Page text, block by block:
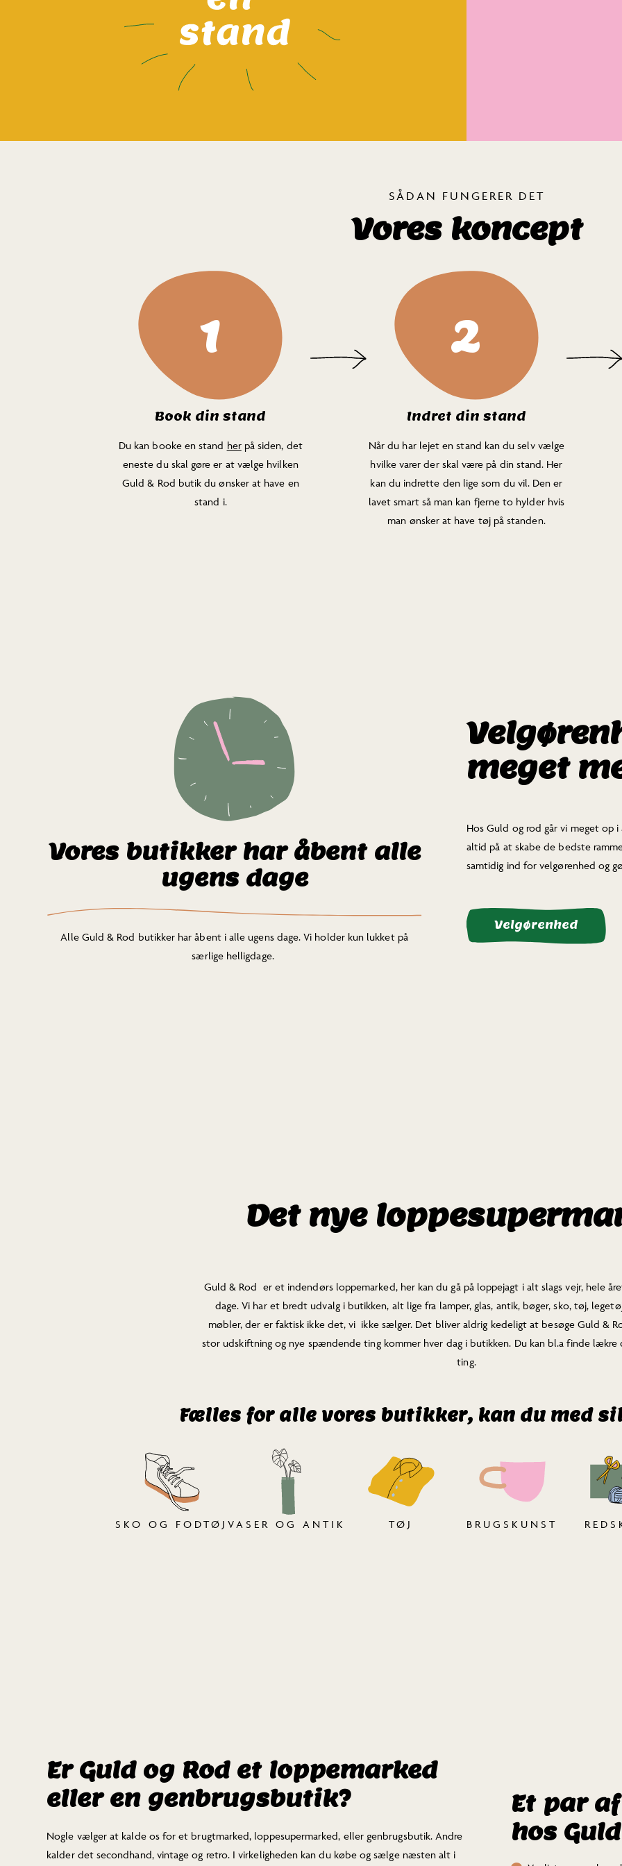
SÅDAN FUNGERER DET
Vores koncept
1
Book din stand
Du kan booke en stand herpå siden, det
eneste du skal gøre er at vælge hvilken
Guld & Rod butik du ønsker at have en
stand i.
2
Indret din stand
Når du har lejet en stand kan du selv vælge
hvilke varer der skal være på din stand. Her
kan du indrette den lige som du vil. Den er
lavet smart så man kan fjerne to hylder hvis
man ønsker at have tøj på standen.
Vores butikker har åbent alle
ugens dage
Alle Guld & Rod butikker har åbent i alle ugens dage. Vi holder kun lukket på
særlige helligdage.
meget
Hos Guld og rod går vi meget op
altid på at skabe de bedste
samtidig ind for velgørenhed og
Velgørenhed
Det nye
Guld & Rod er et indendørs loppemarked, her kan du gå på loppejagt i alt slags vejr, hele
dage. Vi har et bredt udvalg i butikken, alt lige fra lamper, glas, antik, bøger, sko, tøj,
møbler, der er faktisk ikke det, vi ikke sælger. Det bliver aldrig kedeligt at besøge Guld &
stor udskiftning og nye spændende ting kommer hver dag i butikken. Du kan bl.a finde lækre
ting.
Fælles for alle vores butikker, kan du med
SKO OG FODTØJ VASER OG ANTIK TØJ BRUGSKUNST
Er Guld og Rod et loppemarked
eller en genbrugsbutik?
Nogle vælger at kalde os for et brugtmarked, loppesupermarked, eller genbrugsbutik. Andre
kalder det secondhand, vintage og retro. I virkeligheden kan du købe og sælge næsten alt i
Et par
hos